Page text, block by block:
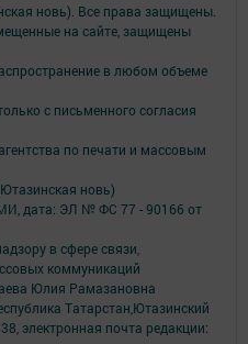
новь). Все права защищены.
на сайте, защищены
в любом объеме
с письменного согласия
по печати и массовым
новь)
дата: ЭЛ № ФС 77 - 90166 от
в сфере связи,
коммуникаций
Юлия Рамазановна
Татарстан,Ютазинский
электронная почта редакции: